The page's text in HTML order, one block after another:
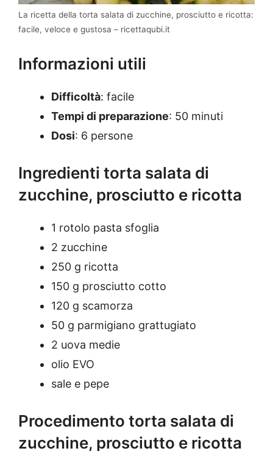
La ricetta della torta salata di zucchine, prosciutto e ricotta:
facile, veloce e gustosa – ricettaqubi.it
Informazioni utili
Difficoltà: facile
Tempi di preparazione: 50 minuti
Dosi: 6 persone
Ingredienti torta salata di
zucchine, prosciutto e ricotta
1 rotolo pasta sfoglia
2 zucchine
250 g ricotta
150 g prosciutto cotto
120 g scamorza
50 g parmigiano grattugiato
2 uova medie
olio EVO
sale e pepe
Procedimento torta salata di
zucchine, prosciutto e ricotta